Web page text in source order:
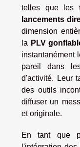
telles que les
lancements
dimension
la PLV
instantanément
pareil dans
d'activité. Leur
des outils
diffuser un
et originale.
En tant que